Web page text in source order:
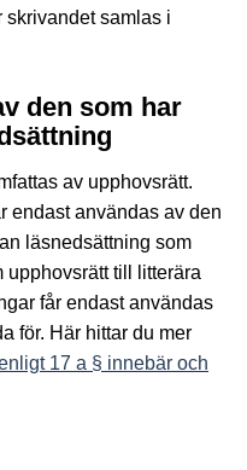
skrivandet samlas i
den som har
av upphovsrätt.
endast användas av den
läsnedsättning som
upphovsrätt till litterära
får endast användas
för. Här hittar du mer
17 a § innebär och